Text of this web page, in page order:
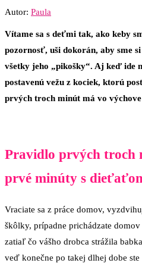
Autor: Paula
Vítame sa s deťmi tak, ako keby
pozornosť, uši dokorán, aby sme
všetky jeho „pikošky“. Aj keď ide
postavenú vežu z kociek, ktorú
prvých troch minút má vo
Pravidlo prvých troch
prvé minúty s
Vraciate sa z práce domov,
škôlky, prípadne prichádzate
zatiaľ čo vášho drobca strážila
veď konečne po takej dlhej dobe